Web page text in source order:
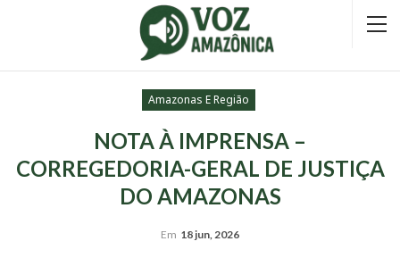
Amazonas E Região
NOTA À IMPRENSA –
CORREGEDORIA-GERAL DE JUSTIÇA
DO AMAZONAS
Em 18 jun, 2026